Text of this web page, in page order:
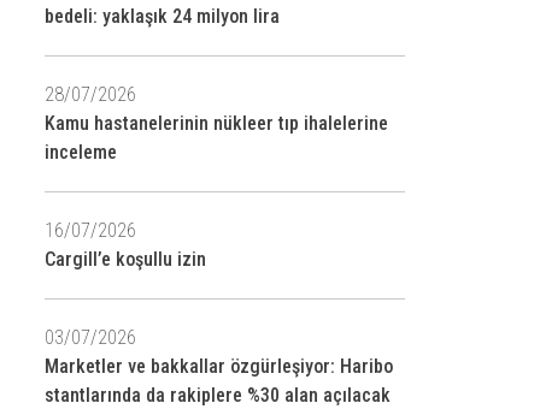
bedeli: yaklaşık 24 milyon lira
28/07/2026
Kamu hastanelerinin nükleer tıp ihalelerine
inceleme
16/07/2026
Cargill’e koşullu izin
03/07/2026
Marketler ve bakkallar özgürleşiyor: Haribo
stantlarında da rakiplere %30 alan açılacak